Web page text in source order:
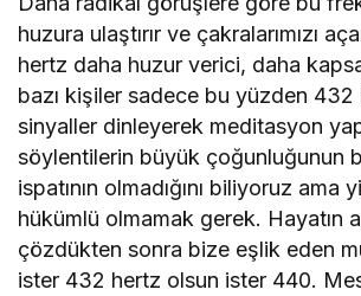
huzura ulaştırır ve çakralarımızı
hertz daha huzur verici, daha
bazı kişiler sadece bu yüzden 432
sinyaller dinleyerek meditasyon
söylentilerin büyük çoğunluğunun
ispatının olmadığını biliyoruz ama
hükümlü olmamak gerek. Hayatın
çözdükten sonra bize eşlik eden
ister 432 hertz olsun ister 440.